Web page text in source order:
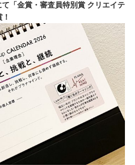
「金賞・審査員特別賞 クリエイテ